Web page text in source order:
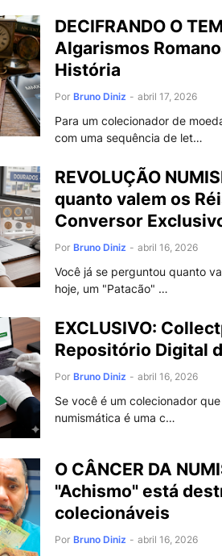
DECIFRANDO O
Algarismos
História
Por Bruno Diniz - abril 17, 2026
Para um colecionador de
com uma sequência de let…
REVOLUÇÃO
quanto valem os
Conversor
Por Bruno Diniz - abril 16, 2026
Você já se perguntou quanto
hoje, um "Patacão" …
EXCLUSIVO:
Repositório Digital
Por Bruno Diniz - abril 16, 2026
Se você é um colecionador
numismática é uma c…
O CÂNCER DA
"Achismo" está
colecionáveis
Por Bruno Diniz - abril 16, 2026